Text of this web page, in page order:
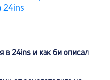
24ins
в 24ins и как би описал